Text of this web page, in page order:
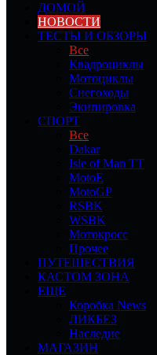
ДОМОЙ
НОВОСТИ
ТЕСТЫ И ОБЗОРЫ
Все
Квадроциклы
Мотоциклы
Снегоходы
Экипировка
СПОРТ
Все
Dakar
Isle of Man TT
MotoE
MotoGP
RSBK
WSBK
Мотокросс
Прочее
ПУТЕШЕСТВИЯ
КАСТОМ ЗОНА
ЕЩЕ
Коробка News
ЛИКБЕЗ
Наследие
МАГАЗИН